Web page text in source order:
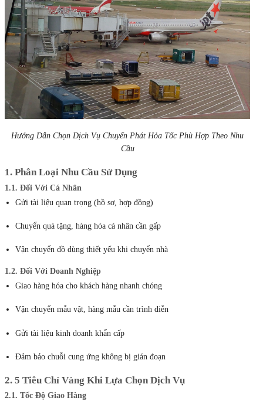
Hướng Dẫn Chọn Dịch Vụ Chuyển Phát Hỏa Tốc Phù Hợp Theo Nhu
Cầu
1. Phân Loại Nhu Cầu Sử Dụng
1.1. Đối Với Cá Nhân
Gửi tài liệu quan trọng (hồ sơ, hợp đồng)
Chuyển quà tặng, hàng hóa cá nhân cần gấp
Vận chuyển đồ dùng thiết yếu khi chuyển nhà
1.2. Đối Với Doanh Nghiệp
Giao hàng hóa cho khách hàng nhanh chóng
Vận chuyển mẫu vật, hàng mẫu cần trình diễn
Gửi tài liệu kinh doanh khẩn cấp
Đảm bảo chuỗi cung ứng không bị gián đoạn
2. 5 Tiêu Chí Vàng Khi Lựa Chọn Dịch Vụ
2.1. Tốc Độ Giao Hàng